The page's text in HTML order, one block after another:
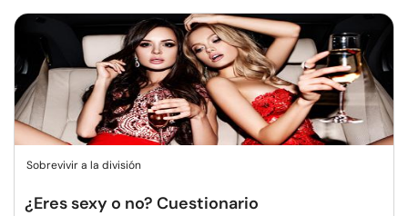
Sobrevivir a la división
¿Eres sexy o no? Cuestionario